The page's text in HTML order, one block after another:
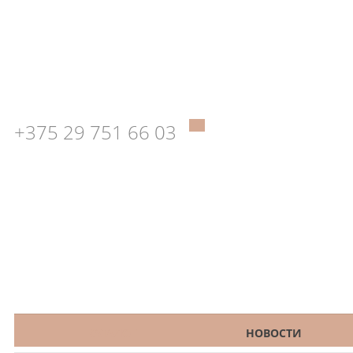
+375 29 751 66 03
НОВОСТИ